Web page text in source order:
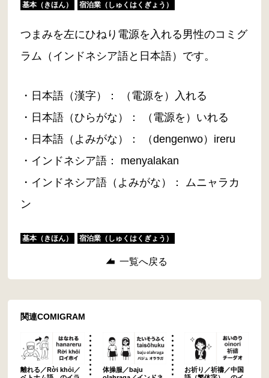
基本（きほん） 宿泊業（しゅくはくぎょう）
つまみを左にひねり電源を入れる男性のコミグ
ラム（インドネシア語と日本語）です。
・日本語（漢字）： （電源を）入れる
・日本語（ひらがな）： （電源を）いれる
・日本語（よみがな）： （dengenwo）ireru
・インドネシア語： menyalakan
・インドネシア語（よみがな）： ムニャラカ
ン
基本（きほん） 宿泊業（しゅくはくぎょう）
一覧へ戻る
関連COMIGRAM
離れる／Rời khỏi／
体操服／baju
お祈り／祈禱／中国